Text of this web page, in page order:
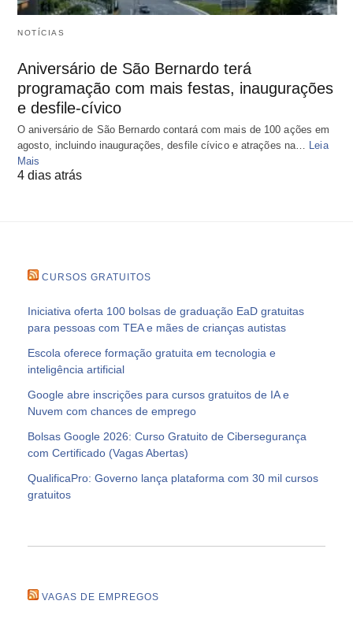
NOTÍCIAS
Aniversário de São Bernardo terá
programação com mais festas, inaugurações
e desfile-cívico
O aniversário de São Bernardo contará com mais de 100 ações em
agosto, incluindo inaugurações, desfile cívico e atrações na…
Leia
Mais
4 dias atrás
CURSOS GRATUITOS
Iniciativa oferta 100 bolsas de graduação EaD gratuitas
para pessoas com TEA e mães de crianças autistas
Escola oferece formação gratuita em tecnologia e
inteligência artificial
Google abre inscrições para cursos gratuitos de IA e
Nuvem com chances de emprego
Bolsas Google 2026: Curso Gratuito de Cibersegurança
com Certificado (Vagas Abertas)
QualificaPro: Governo lança plataforma com 30 mil cursos
gratuitos
VAGAS DE EMPREGOS